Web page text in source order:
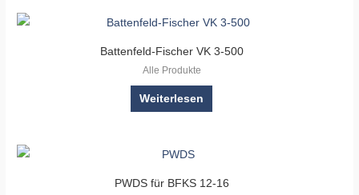
Battenfeld-Fischer VK 3-500
Alle Produkte
Weiterlesen
PWDS für BFKS 12-16